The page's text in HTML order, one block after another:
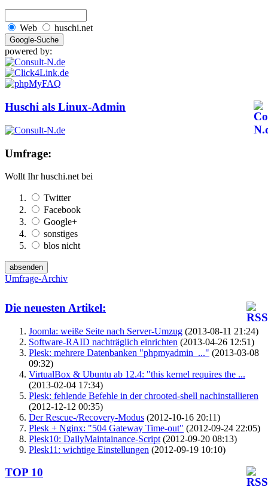
Web huschi.net
powered by:
Huschi als Linux-Admin
Umfrage:
Wollt Ihr huschi.net bei
Twitter
Facebook
Google+
sonstiges
blos nicht
Umfrage-Archiv
Die neuesten Artikel:
Joomla: weiße Seite nach Server-Umzug (2013-08-11 21:24)
Software-RAID nachträglich einrichten (2013-04-26 12:51)
Plesk: mehrere Datenbanken "phpmyadmin_..." (2013-03-08
09:32)
VirtualBox & Ubuntu ab 12.4: "this kernel requires the ...
(2013-02-04 17:34)
Plesk: fehlende Befehle in der chrooted-shell nachinstallieren
(2012-12-12 00:35)
Der Rescue-/Recovery-Modus (2012-10-16 20:11)
Plesk + Nginx: "504 Gateway Time-out" (2012-09-24 22:05)
Plesk10: DailyMaintainance-Script (2012-09-20 08:13)
Plesk11: wichtige Einstellungen (2012-09-19 10:10)
TOP 10